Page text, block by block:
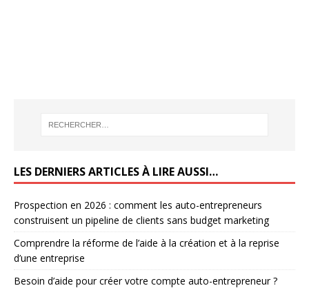
LES DERNIERS ARTICLES À LIRE AUSSI…
Prospection en 2026 : comment les auto-entrepreneurs
construisent un pipeline de clients sans budget marketing
Comprendre la réforme de l’aide à la création et à la reprise
d’une entreprise
Besoin d’aide pour créer votre compte auto-entrepreneur ?